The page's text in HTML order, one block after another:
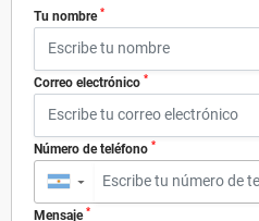
Tu nombre *
Correo electrónico *
Número de teléfono *
▼
Mensaje *